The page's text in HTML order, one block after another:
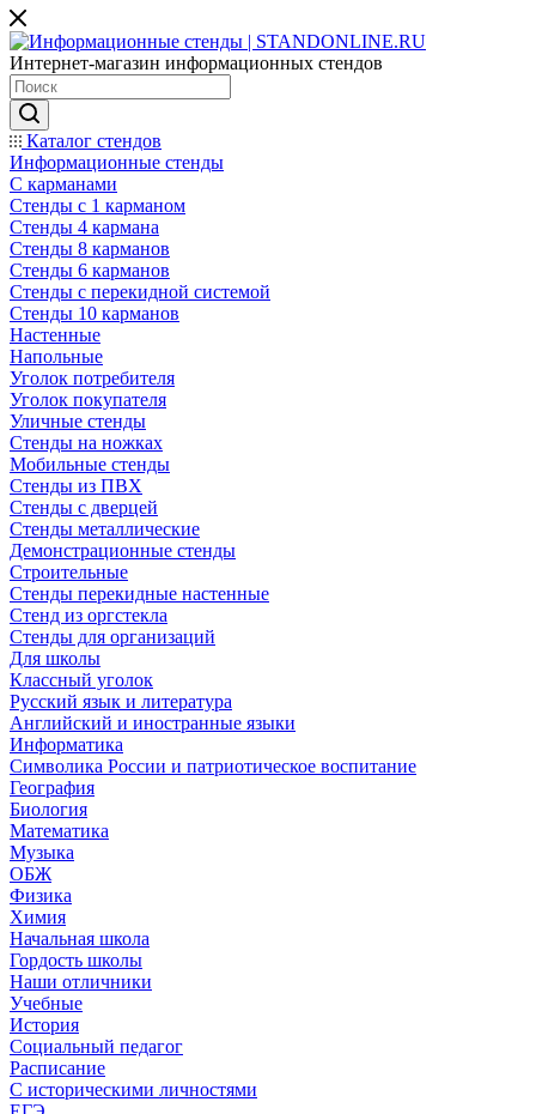
Интернет-магазин информационных стендов
Каталог стендов
Информационные стенды
С карманами
Стенды с 1 карманом
Стенды 4 кармана
Стенды 8 карманов
Стенды 6 карманов
Стенды с перекидной системой
Стенды 10 карманов
Настенные
Напольные
Уголок потребителя
Уголок покупателя
Уличные стенды
Стенды на ножках
Мобильные стенды
Стенды из ПВХ
Стенды с дверцей
Стенды металлические
Демонстрационные стенды
Строительные
Стенды перекидные настенные
Стенд из оргстекла
Стенды для организаций
Для школы
Классный уголок
Русский язык и литература
Английский и иностранные языки
Информатика
Символика России и патриотическое воспитание
География
Биология
Математика
Музыка
ОБЖ
Физика
Химия
Начальная школа
Гордость школы
Наши отличники
Учебные
История
Социальный педагог
Расписание
С историческими личностями